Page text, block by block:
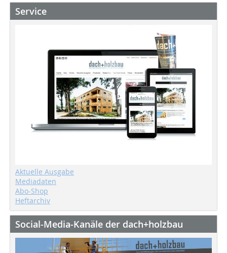
Service
Aktuelle Ausgabe
Mediadaten
Abo-Shop
Heftarchiv
Social-Media-Kanäle der dach+holzbau